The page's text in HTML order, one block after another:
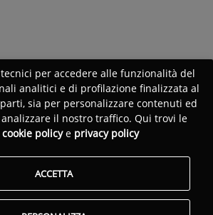
per accedere alle funzionalità del
analitici e di profilazione finalizzata al
sia per personalizzare contenuti ed
il nostro traffico. Qui trovi le
cookie policye privacy policy
ACCETTA